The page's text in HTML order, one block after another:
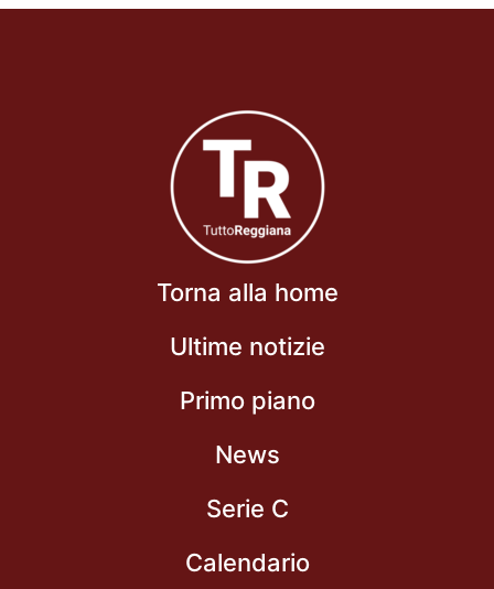
Torna alla home
Ultime notizie
Primo piano
News
Serie C
Calendario